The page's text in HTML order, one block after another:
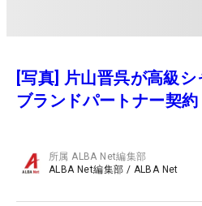
[写真] 片山晋呉が高級シ
ブランドパートナー契約
所属ALBA Net編集部
ALBA Net編集部 / ALBA Net